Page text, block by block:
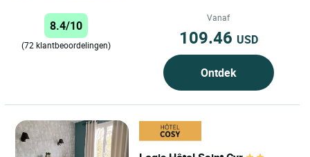
8.4/10
(72 klantbeoordelingen)
Vanaf
109.46 USD
Ontdek